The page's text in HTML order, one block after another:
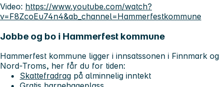
Video: https://www.youtube.com/watch?
v=F8ZcoEu74n4&ab_channel=Hammerfestkommune
Jobbe og bo i Hammerfest kommune
Hammerfest kommune ligger i innsatssonen i Finnmark og
Nord-Troms, her får du for tiden:
Skattefradrag på alminnelig inntekt